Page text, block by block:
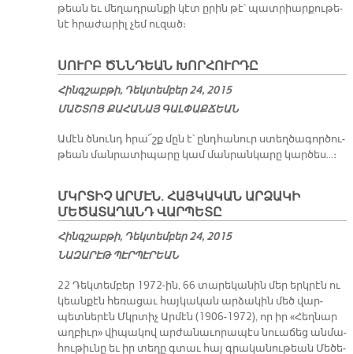
թեան եւ մե­ղադ­րան­քի կէտ ը­րին թէ՝ պատ­րիար­քու­թե­
նէ հրա­ժա­րիլ չեմ ու­զած։
ՍՈՒՐԲ ԾՆՆԴԵԱՆ ԽՈՐՀՈՒՐԴԸ
Հինգշաբթի, Դեկտեմբեր 24, 2015
ՄԱՇ­ՏՈՑ ՔԱ­ՀԱ­ՆԱՅ ԳԱԼ­ՓԱՔ­ՃԵԱՆ
Ա­մէն ծնունդ հրա՜շք մըն է՝ ընդ­հա­նուր ստեղ­ծա­գոր­ծու­
թեան ման­րա­տի­պա­րը կամ ման­րան­կա­րը կար­ծես…։
ՄԿՐՏԻՉ ԱՐՄԷՆ. ՀԱՅԿԱԿԱՆ ԱՐՁԱԿԻ
ՄԵԾԱՏԱՂԱՆԴ ՎԱՐՊԵՏԸ
Հինգշաբթի, Դեկտեմբեր 24, 2015
ՆԱԶԱՐԷԹ ՊԷՐՊԷՐԵԱՆ
22 Դեկ­տեմ­բե­ր 1972-ին, 66 տա­րե­կա­նին մեր երկ­րէն ու
կեան­քէն հե­ռա­ցաւ հայ­կա­կան ար­ձա­կին մեծ վար­
պետ­նե­րէն Մկր­­տիչ Ար­մէն (1906-1972), որ իր «­Հեղ­նար
աղ­բիւր» վի­պա­կով ար­ժա­նա­ւո­րա­պէս նո­ւա­ճեց ան­մա­
հու­թիւ­նը եւ իր տե­ղը գտաւ հայ գրա­կա­նու­թեան Մե­ծե­